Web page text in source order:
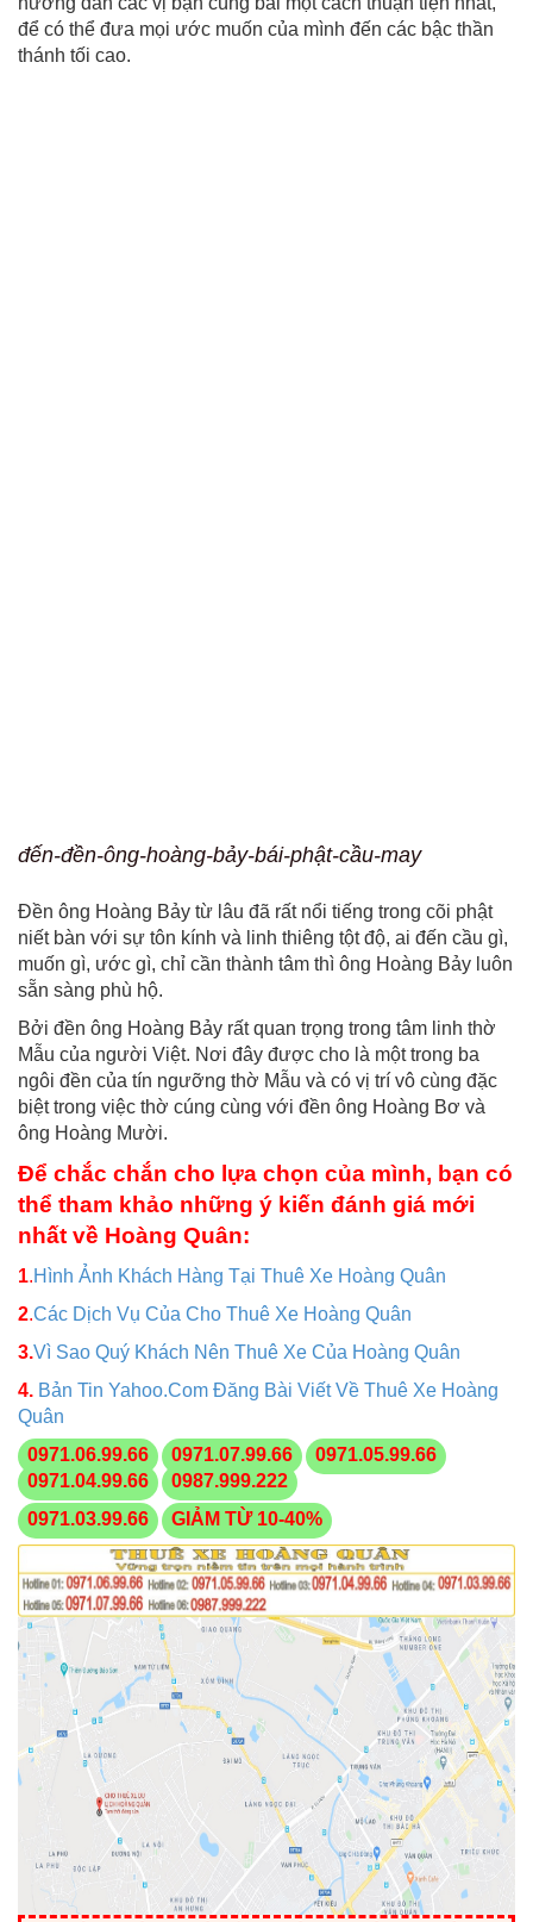
để có thể đưa mọi ước muốn của mình đến các bậc thần
thánh tối cao.
đến-đền-ông-hoàng-bảy-bái-phật-cầu-may
Đền ông Hoàng Bảy từ lâu đã rất nổi tiếng trong cõi phật
niết bàn với sự tôn kính và linh thiêng tột độ, ai đến cầu gì,
muốn gì, ước gì, chỉ cần thành tâm thì ông Hoàng Bảy luôn
sẵn sàng phù hộ.
Bởi đền ông Hoàng Bảy rất quan trọng trong tâm linh thờ
Mẫu của người Việt. Nơi đây được cho là một trong ba
ngôi đền của tín ngưỡng thờ Mẫu và có vị trí vô cùng đặc
biệt trong việc thờ cúng cùng với đền ông Hoàng Bơ và
ông Hoàng Mười.
Để chắc chắn cho lựa chọn của mình, bạn có
thể tham khảo những ý kiến đánh giá mới
nhất về Hoàng Quân:
1.Hình Ảnh Khách Hàng Tại Thuê Xe Hoàng Quân
2.Các Dịch Vụ Của Cho Thuê Xe Hoàng Quân
3.Vì Sao Quý Khách Nên Thuê Xe Của Hoàng Quân
4. Bản Tin Yahoo.Com Đăng Bài Viết Về Thuê Xe Hoàng
Quân
0971.06.99.66
0971.07.99.66
0971.05.99.66
0971.04.99.66
0987.999.222
0971.03.99.66
GIẢM TỪ 10-40%